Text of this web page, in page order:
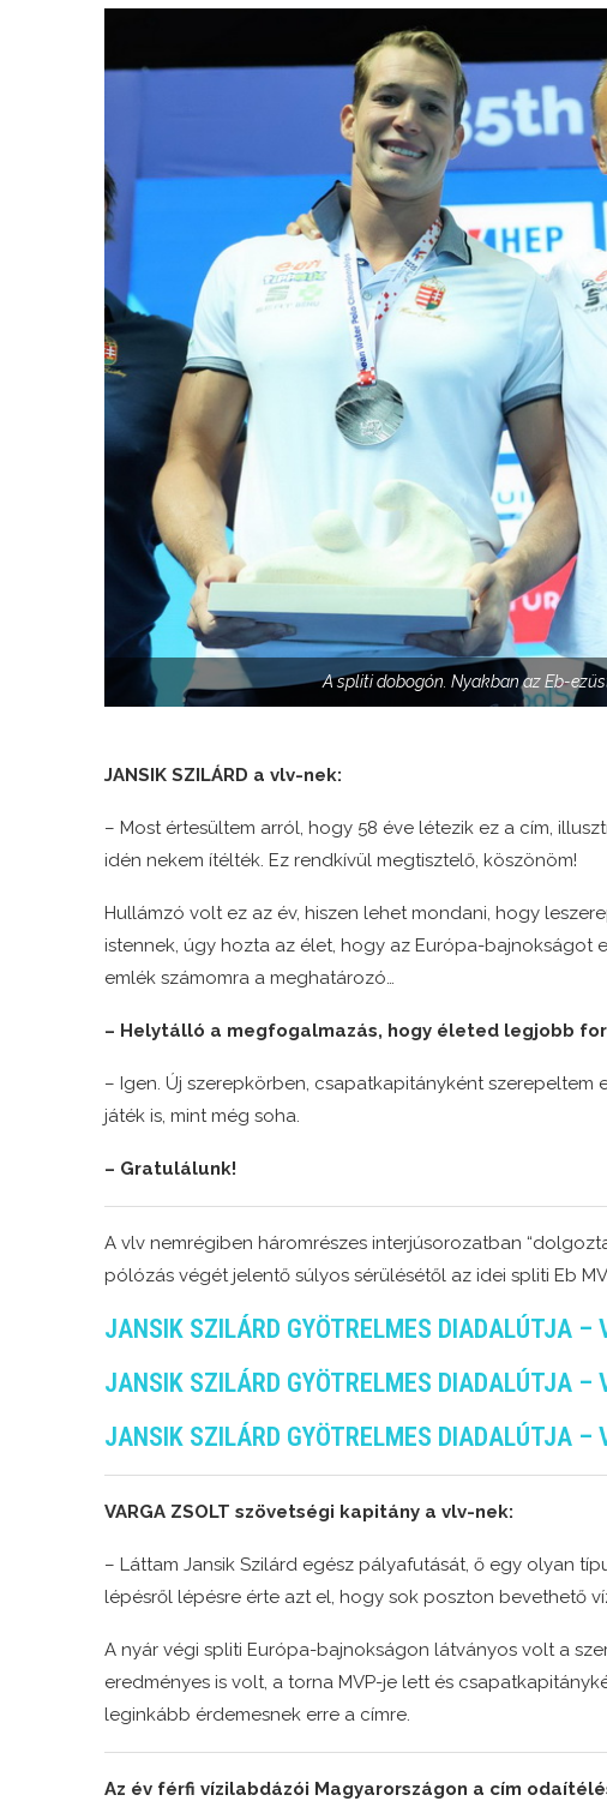
A spliti dobogón. Nyakban az Eb-
JANSIK SZILÁRD a vlv-nek:
– Most értesültem arról, hogy 58 éve létezik ez a cím,
idén nekem ítélték. Ez rendkívül megtisztelő, köszönöm!
Hullámzó volt ez az év, hiszen lehet mondani, hogy
istennek, úgy hozta az élet, hogy az Európa-bajnokságot
emlék számomra a meghatározó…
– Helytálló a megfogalmazás, hogy életed legjobb
– Igen. Új szerepkörben, csapatkapitányként
játék is, mint még soha.
– Gratulálunk!
A vlv nemrégiben háromrészes interjúsorozatban
pólózás végét jelentő súlyos sérülésétől az idei spliti Eb
JANSIK SZILÁRD GYÖTRELMES DIADALÚTJA –
JANSIK SZILÁRD GYÖTRELMES DIADALÚTJA –
JANSIK SZILÁRD GYÖTRELMES DIADALÚTJA –
VARGA ZSOLT szövetségi kapitány a vlv-nek:
– Láttam Jansik Szilárd egész pályafutását, ő egy olyan
lépésről lépésre érte azt el, hogy sok poszton bevethető
A nyár végi spliti Európa-bajnokságon látványos volt a
eredményes is volt, a torna MVP-je lett és
leginkább érdemesnek erre a címre.
Az év férfi vízilabdázói Magyarországon a cím